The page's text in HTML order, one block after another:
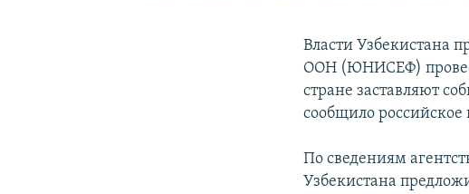
Власти Узбекистана
ООН (ЮНИСЕФ)
стране заставляют
сообщило российское
По сведениям
Узбекистана